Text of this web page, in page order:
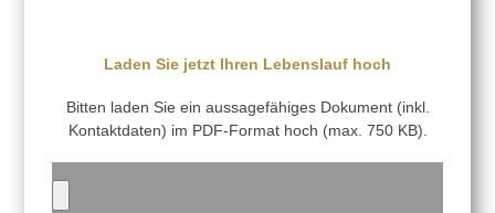
Laden Sie jetzt Ihren Lebenslauf hoch
Bitten laden Sie ein aussagefähiges Dokument (inkl.
Kontaktdaten) im PDF-Format hoch (max. 750 KB).